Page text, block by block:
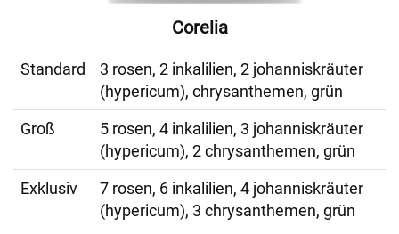
Corelia
Standard
3 rosen, 2 inkalilien, 2 johanniskräuter
(hypericum), chrysanthemen, grün
Groß
5 rosen, 4 inkalilien, 3 johanniskräuter
(hypericum), 2 chrysanthemen, grün
Exklusiv
7 rosen, 6 inkalilien, 4 johanniskräuter
(hypericum), 3 chrysanthemen, grün